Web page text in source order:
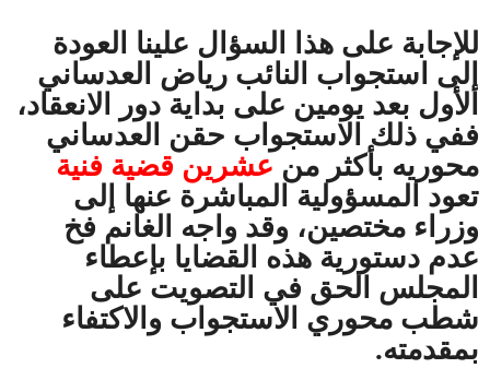
للإجابة على هذا السؤال علينا العودة
إلى استجواب النائب رياض العدساني
الأول بعد يومين على بداية دور الانعقاد،
ففي ذلك الاستجواب حقن العدساني
محوريه بأكثر من عشرين قضية فنية
تعود المسؤولية المباشرة عنها إلى
وزراء مختصين، وقد واجه الغانم فخ
عدم دستورية هذه القضايا بإعطاء
المجلس الحق في التصويت على
شطب محوري الاستجواب والاكتفاء
بمقدمته.